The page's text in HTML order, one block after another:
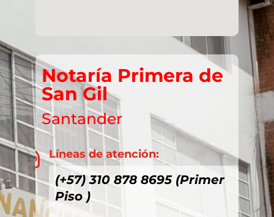
Notaría Primera de
San Gil
Santander
 Líneas de atención:
(+57) 310 878 8695 (Primer
Piso )